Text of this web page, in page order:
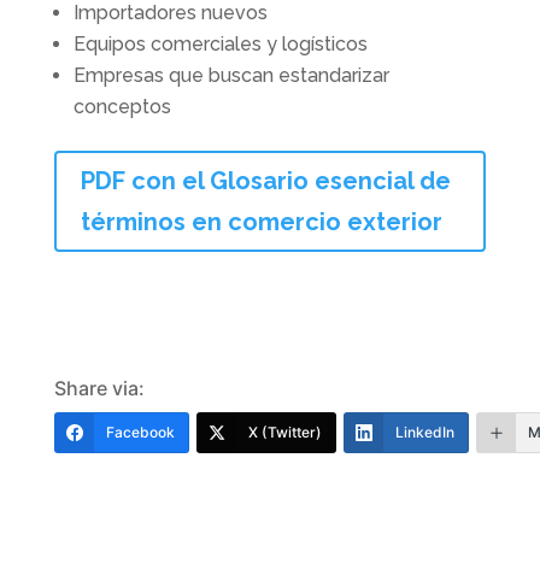
Importadores nuevos
Equipos comerciales y logísticos
Empresas que buscan estandarizar
conceptos
PDF con el Glosario esencial de
términos en comercio exterior
Share via:
Facebook X (Twitter) LinkedIn